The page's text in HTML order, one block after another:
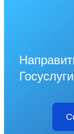
Госуслуги